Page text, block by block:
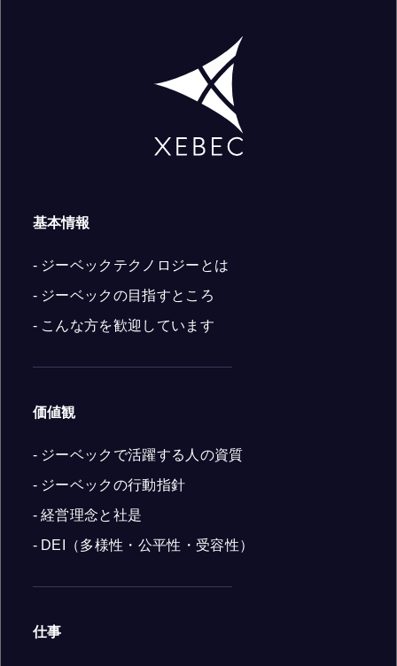
基本情報
- ジーベックテクノロジーとは
- ジーベックの目指すところ
- こんな方を歓迎しています
価値観
- ジーベックで活躍する人の資質
- ジーベックの行動指針
- 経営理念と社是
- DEI（多様性・公平性・受容性）
仕事